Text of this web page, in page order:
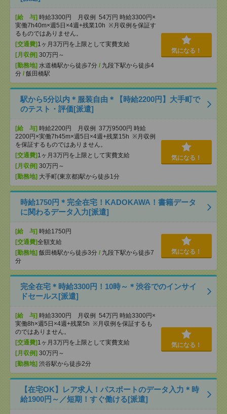
[給 与] 時給3300円 月収例 54万円 時給3300円×
実働7h40m×週5日×4週+残業10h ※月収例を保証す
るものではありません。
[交通費]1ヶ月3万円を上限として実費支給
[月収例] 30万円～
[勤務地] 水道橋駅から徒歩7分 / 九段下駅から徒歩4
分 / 飯田橋駅
気になる！
駅から5分以内＊服装自由＊【時給2200円】大手町で
のテスト・評価[派遣]
[給 与] 時給2200円 月収例 37万9500円 時給
2200円×実働7h45m×週5日×4週+残業15h ※月収例
を保証するものではありません。
[交通費]1ヶ月3万円を上限として実費支給
[月収例] 30万円～
[勤務地] 大手町(東京都)駅から徒歩1分
気になる！
時給1750円＊完全在宅！KADOKAWA！書籍データ
に関わるデータ入力[派遣]
[給 与] 時給1750円
[交通費]全額支給
[勤務地] 飯田橋駅から徒歩3分 / 九段下駅から徒歩7
分
気になる！
完全在宅＊時給3300円！10時～＊渋谷でのインサイ
ドセールス[派遣]
[給 与] 時給3300円 月収例 54万円 時給3300円×
実働8h×週5日×4週+残業5h ※月収例を保証するも
のではありません。
[交通費]1ヶ月3万円を上限として実費支給
[月収例] 30万円～
[勤務地] 渋谷駅から徒歩2分
気になる！
【在宅OK】レア求人！パスポートのデータ入力＊時
給1900円～／短期！すぐ働ける[派遣]